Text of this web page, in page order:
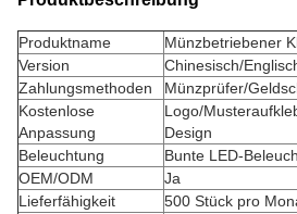
Produktname
Münzbetriebener
Version
Chinesisch/
Zahlungsmethoden
Münzprüfer/
Kostenlose
Anpassung
Logo/
Design
Beleuchtung
Bunte LED-
OEM/ODM
Ja
Lieferfähigkeit
500 Stück pro